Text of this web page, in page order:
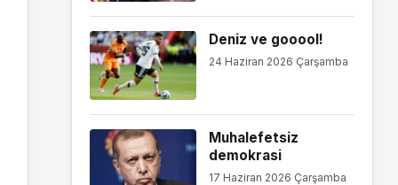
Deniz ve gooool!
24 Haziran 2026 Çarşamba
Muhalefetsiz
demokrasi
17 Haziran 2026 Çarşamba